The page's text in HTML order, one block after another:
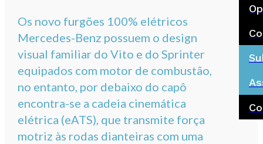
Os novo furgões 100% elétricos
Mercedes-Benz possuem o design
visual familiar do Vito e do Sprinter
equipados com motor de combustão,
no entanto, por debaixo do capô
encontra-se a cadeia cinemática
elétrica (eATS), que transmite força
motriz às rodas dianteiras com uma